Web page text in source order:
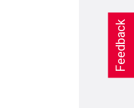
Feedback